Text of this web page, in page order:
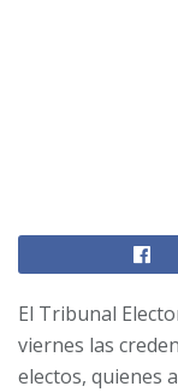
El Tribunal
viernes las
electos, quienes